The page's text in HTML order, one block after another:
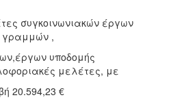
συγκοινωνιακών έργων
γραμμών ,
υποδομής
μελέτες, με
20.594,23 €